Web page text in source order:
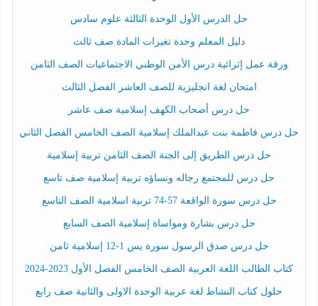
حل الدرس الأول الوحدة الثالثة علوم سادس
دليل المعلم وحدة تغيرات المادة صف ثالث
ورقة عمل إثرائية درس الأمن الوطني الاجتماعيات الصف الثامن
امتحان لغة انجليزية للصف العاشر الفصل الثالث
حل درس أصحاب الكهف إسلامية صف عاشر
حل درس فاطمة بنت عبدالملك إسلامية الصف الخامس الفصل الثاني
حل درس الطريق إلى الجنة الصف الثامن تربية إسلامية
حل درس للمجتمع رجاله ونساؤه تربية إسلامية صف تاسع
حل درس سورة الواقعة 57-74 تربية اسلامية الصف التاسع
حل درس بشارة ومواساة إسلامية الصف السابع
حل درس صدق الرسول سورة يس 1-12 إسلامية ثامن
كتاب الطالب اللغة العربية الصف الخامس الفصل الأول 2023-2024
حلول كتاب النشاط لغة عربية الوحدة الاولى والثانية صف رابع